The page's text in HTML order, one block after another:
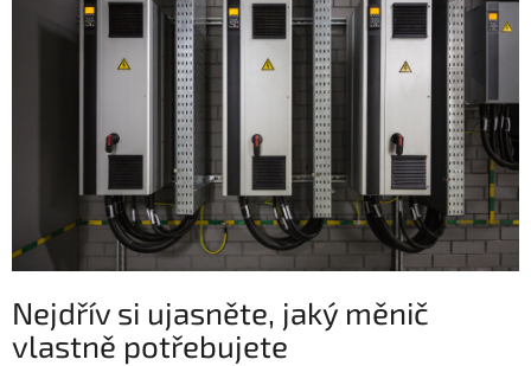
Nejdřív si ujasněte, jaký měnič
vlastně potřebujete